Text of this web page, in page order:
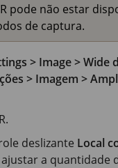
pode não estar
de captura.
> Image > Wide
> Imagem >
deslizante Local
a quantidade